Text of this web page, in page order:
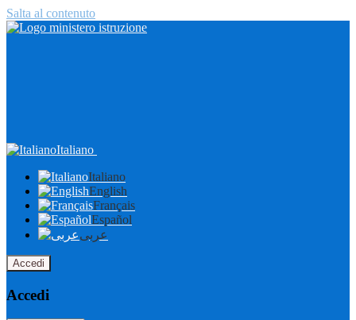
Salta al contenuto
Italiano
Italiano
English
Français
Español
عربى
Accedi
Accedi